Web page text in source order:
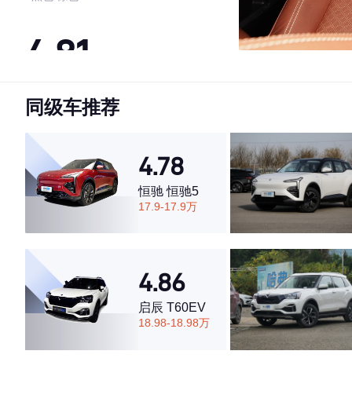
4.81
·外观表现较为优秀，优于55%同级车
·空间表现较为优秀，优于87%同级车
同级车推荐
4.78
恒驰 恒驰5
17.9-17.9万
4.86
启辰 T60EV
18.98-18.98万